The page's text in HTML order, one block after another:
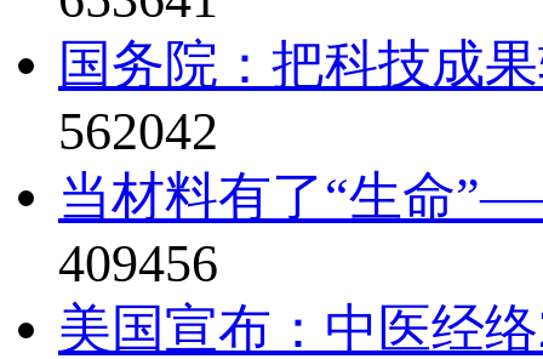
国务院：把科技成
562042
当材料有了“生命
409456
美国宣布：中医经